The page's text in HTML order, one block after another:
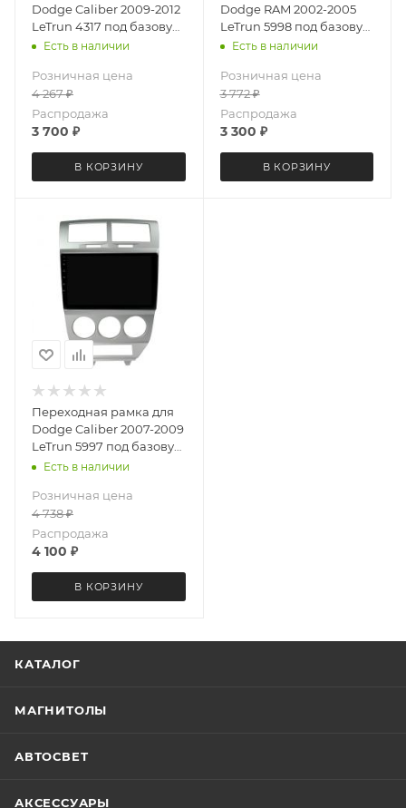
Dodge Caliber 2009-2012
LeTrun 4317 под базовую
магнитолу 9 дюймов
Есть в наличии
Розничная цена
4 267₽
Распродажа
3 700 ₽
В КОРЗИНУ
Dodge RAM 2002-2005
LeTrun 5998 под базовую
магнитолу 9 дюймов
Есть в наличии
Розничная цена
3 772₽
Распродажа
3 300 ₽
В КОРЗИНУ
Переходная рамка для
Dodge Caliber 2007-2009
LeTrun 5997 под базовую
магнитолу 9 дюймов
Есть в наличии
Розничная цена
4 738₽
Распродажа
4 100 ₽
В КОРЗИНУ
КАТАЛОГ
МАГНИТОЛЫ
АВТОСВЕТ
АКСЕССУАРЫ